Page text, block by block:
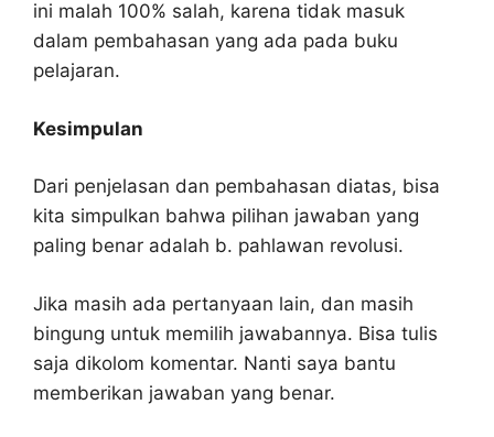
ini malah 100% salah, karena tidak masuk
dalam pembahasan yang ada pada buku
pelajaran.
Kesimpulan
Dari penjelasan dan pembahasan diatas, bisa
kita simpulkan bahwa pilihan jawaban yang
paling benar adalah b. pahlawan revolusi.
Jika masih ada pertanyaan lain, dan masih
bingung untuk memilih jawabannya. Bisa tulis
saja dikolom komentar. Nanti saya bantu
memberikan jawaban yang benar.